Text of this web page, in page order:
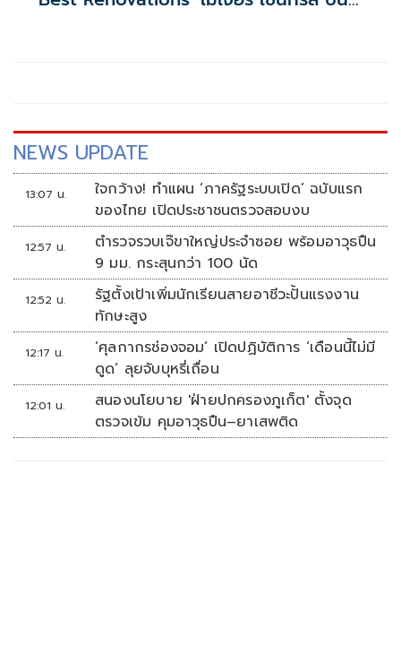
NEWS UPDATE
13:07 น.
ใจกว้าง! ทำแผน ‘ภาครัฐระบบเปิด’ ฉบับแรก
ของไทย เปิดประชาชนตรวจสอบงบ
12:57 น.
ตำรวจรวบเจ๊ขาใหญ่ประจำซอย พร้อมอาวุธปืน
9 มม. กระสุนกว่า 100 นัด
12:52 น.
รัฐตั้งเป้าเพิ่มนักเรียนสายอาชีวะปั้นแรงงาน
ทักษะสูง
12:17 น.
‘ศุลกากรช่องจอม’ เปิดปฏิบัติการ ‘เดือนนี้ไม่มี
ดูด’ ลุยจับบุหรี่เถื่อน
12:01 น.
สนองนโยบาย 'ฝ่ายปกครองภูเก็ต' ตั้งจุด
ตรวจเข้ม คุมอาวุธปืน–ยาเสพติด